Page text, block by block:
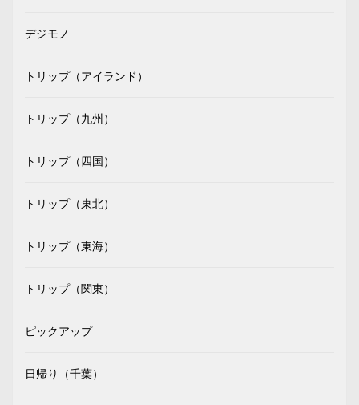
デジモノ
トリップ（アイランド）
トリップ（九州）
トリップ（四国）
トリップ（東北）
トリップ（東海）
トリップ（関東）
ピックアップ
日帰り（千葉）